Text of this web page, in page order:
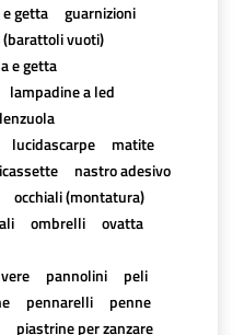
getta
guarnizioni
vuoti)
e getta
lampadine a led
lenzuola
lucidascarpe
matite
nastro adesivo
occhiali (montatura)
ombrelli
ovatta
pannolini
peli
pennarelli
penne
piastrine per zanzare